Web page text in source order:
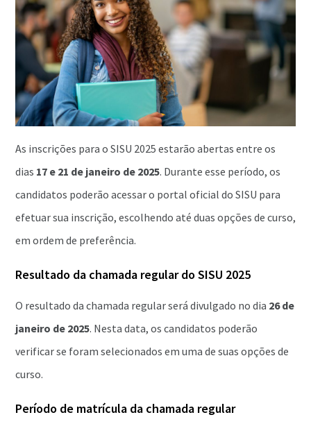
As inscrições para o SISU 2025 estarão abertas entre os
dias 17 e 21 de janeiro de 2025. Durante esse período, os
candidatos poderão acessar o portal oficial do SISU para
efetuar sua inscrição, escolhendo até duas opções de curso,
em ordem de preferência.
Resultado da chamada regular do SISU 2025
O resultado da chamada regular será divulgado no dia 26 de
janeiro de 2025. Nesta data, os candidatos poderão
verificar se foram selecionados em uma de suas opções de
curso.
Período de matrícula da chamada regular